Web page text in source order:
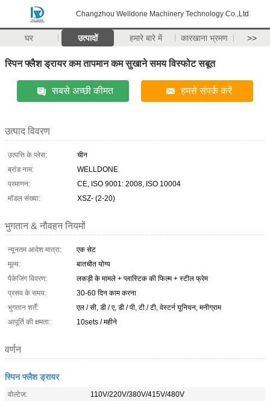
Changzhou Welldone Machinery Technology Co.,Ltd
घर उत्पादों हमारे बारे में कारखाना भ्रमण >>
स्पिन फ्लैश ड्रायर कम तापमान कम सुखाने समय विस्फोट सबूत
सबसे अच्छी कीमत हमसे संपर्क करें
उत्पाद विवरण
उत्पत्ति के प्लेस:
चीन
ब्रांड नाम:
WELLDONE
प्रमाणन:
CE, ISO 9001: 2008, ISO 10004
मॉडल संख्या:
XSZ- (2-20)
भुगतान & नौवहन नियमों
न्यूनतम आदेश मात्रा:
एक सेट
मूल्य:
बातचीत योग्य
पैकेजिंग विवरण:
लकड़ी के मामले + प्लास्टिक की फिल्म + स्टील फ्रेम
प्रसव के समय:
30-60 दिन काम करना
भुगतान शर्तें:
एल / सी, डी / ए, डी / पी, टी / टी, वेस्टर्न यूनियन, मनीग्राम
आपूर्ति की क्षमता:
10sets / महीने
वर्णन
स्पिन फ्लैश ड्रायर
वोल्टेज:
110V/220V/380V/415V/480V